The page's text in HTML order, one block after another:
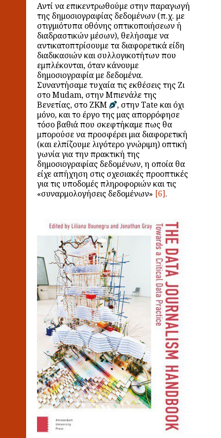
Αντί να επικεντρωθούμε στην παραγωγή
της δημοσιογραφίας δεδομένων (π.χ. με
στιγμιότυπα οθόνης οπτικοποιήσεων ή
διαδραστικών μέσων), θελήσαμε να
αντικατοπτρίσουμε τα διαφορετικά είδη
διαδικασιών και συλλογικοτήτων που
εμπλέκονται, όταν κάνουμε
δημοσιογραφία με δεδομένα.
Συναντήσαμε τυχαία τις εκθέσεις της Ζι
στο Mudam, στην Μπιενάλε της
Βενετίας, στο ZKM
, στην Tate και όχι
μόνο, και το έργο της μας απορρόφησε
τόσο βαθιά που σκεφτήκαμε πως θα
μπορούσε να προσφέρει μια διαφορετική
(και ελπίζουμε λιγότερο γνώριμη) οπτική
γωνία για την πρακτική της
δημοσιογραφίας δεδομένων, η οποία θα
είχε απήχηση στις σχεσιακές προοπτικές
για τις υποδομές πληροφοριών και τις
«συναρμολογήσεις δεδομένων»
.